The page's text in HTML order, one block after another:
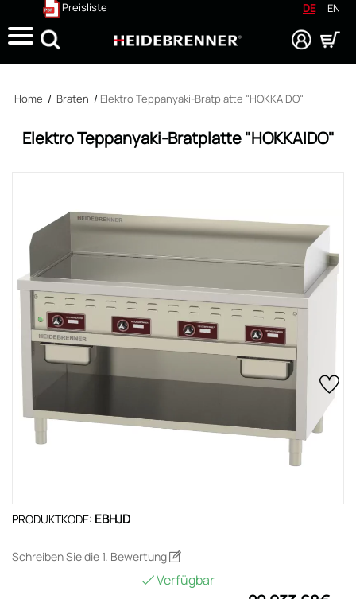
Preisliste DE EN
Suche
Home / Braten / Elektro Teppanyaki-Bratplatte "HOKKAIDO"
Elektro Teppanyaki-Bratplatte "HOKKAIDO"
PRODUKTKODE: EBHJD
Schreiben Sie die 1. Bewertung
Verfügbar